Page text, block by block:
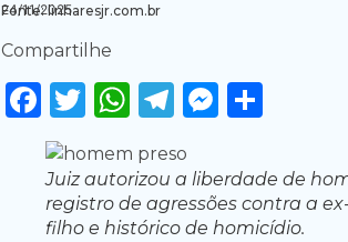
Fonte: linharesjr.com.br
24/11/2025
Compartilhe
Facebook
Twitter
WhatsApp
Telegram
Juiz autorizou a liberdade de
registro de agressões contra a
filho e histórico de homicídio.